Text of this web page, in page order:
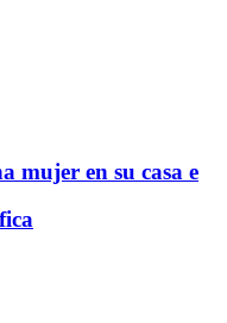
mujer en su casa e